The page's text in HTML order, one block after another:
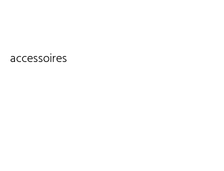
accessoires